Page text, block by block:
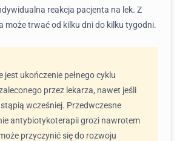
reakcja pacjenta na lek. Z
może trwać od kilku dni do kilku tygodni.
jest ukończenie pełnego cyklu
przez lekarza, nawet jeśli
wcześniej. Przedwczesne
antybiotykoterapii grozi nawrotem
przyczynić się do rozwoju